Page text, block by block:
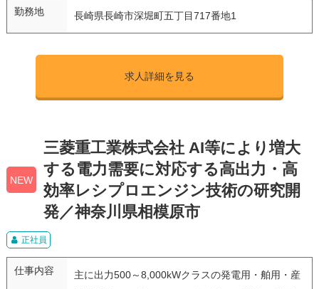
勤務地 長崎県長崎市深堀町五丁目717番地1
求人詳細を見る
NEW
三菱重工業株式会社 AI等により増大
する電力需要に対応する高出力・高
効率レシプロエンジン技術の研究開
発／神奈川県相模原市
正社員
仕事内容
主に出力500～8,000kWクラスの発電用・舶用・産